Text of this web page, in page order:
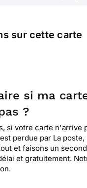
01/2018 : Elle est assez
supposer la fin de
10/2016 : Sobriété
10/2016 : Sobre et
sur cette carte
si ma
?
si votre carte n'arrive
perdue par La poste,
et faisons un
et gratuitement.